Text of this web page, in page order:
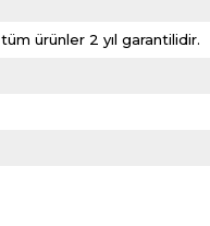
tüm ürünler 2 yıl garantilidir.